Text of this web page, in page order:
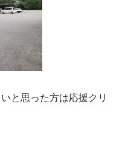
と思った方は応援クリ